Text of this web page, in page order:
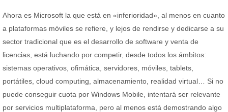
Ahora es Microsoft la que está en «inferioridad», al menos en cuanto
a plataformas móviles se refiere, y lejos de rendirse y dedicarse a su
sector tradicional que es el desarrollo de software y venta de
licencias, está luchando por competir, desde todos los ámbitos:
sistemas operativos, ofimática, servidores, móviles, tablets,
portátiles, cloud computing, almacenamiento, realidad virtual… Si no
puede conseguir cuota por Windows Mobile, intentará ser relevante
por servicios multiplataforma, pero al menos está demostrando algo